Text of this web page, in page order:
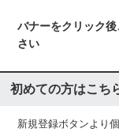
バナーをクリック
さい
初めての方はこち
新規登録ボタンより